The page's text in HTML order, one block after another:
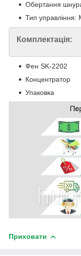
Обертання
Тип управління:
Комплектація:
Фен SK-2202
Концентратор
Упаковка
Приховати